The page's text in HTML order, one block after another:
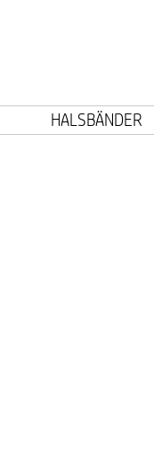
HALSBÄNDER